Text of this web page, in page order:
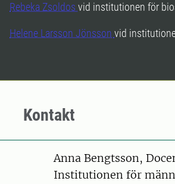
Rebeka Zsoldos vid institutionen för
Helene Larsson Jönsson vid
Kontakt
PersonAnna Bengtsson,
Institutionen för